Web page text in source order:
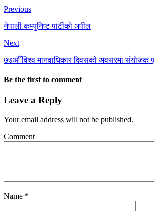
Previous
नेपाली कम्युनिष्ट पार्टीको अपील
Next
७७औँ विश्व मानवाधिकार दिवसको अवसरमा संयोजक
Be the first to comment
Leave a Reply
Your email address will not be published.
Comment
Name *